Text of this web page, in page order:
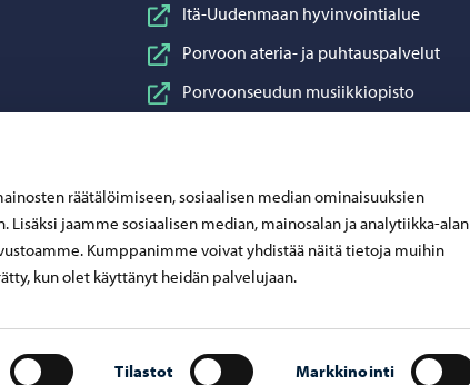
räätälöimiseen, sosiaalisen median ominaisuuksien
jaamme sosiaalisen median, mainosalan ja analytiikka-alan
Kumppanimme voivat yhdistää näitä tietoja muihin
kun olet käyttänyt heidän palvelujaan.
Tilastot Markkinointi
Itä-Uudenmaan hyvinvointialue
Porvoon ateria- ja puhtauspalvelut
Porvoonseudun musiikkiopisto
Taidetehdas
Visit Porvoo